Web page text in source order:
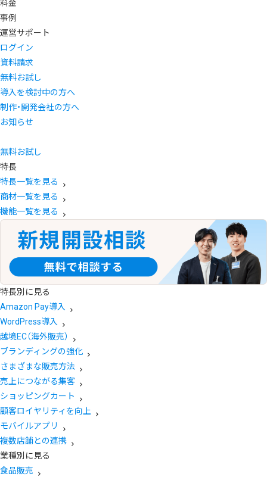
料金
事例
運営サポート
ログイン
資料請求
無料お試し
導入を検討中の方へ
制作・開発会社の方へ
お知らせ
無料お試し
特長
特長一覧を見る
商材一覧を見る
機能一覧を見る
特長別に見る
Amazon Pay導入
WordPress導入
越境EC（海外販売）
ブランディングの強化
さまざまな販売方法
売上につながる集客
ショッピングカート
顧客ロイヤリティを向上
モバイルアプリ
複数店舗との連携
業種別に見る
食品販売